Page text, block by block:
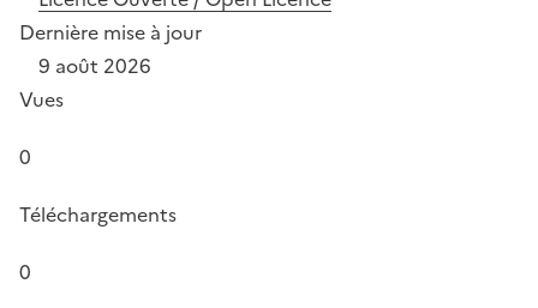
Dernière mise à jour
9 août 2026
Vues
0
Téléchargements
0